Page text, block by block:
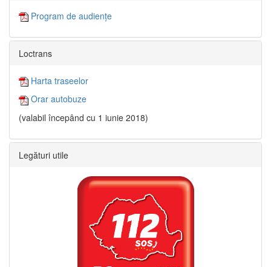
Program de audiențe
Loctrans
Harta traseelor
Orar autobuze
(valabil începând cu 1 iunie 2018)
Legături utile